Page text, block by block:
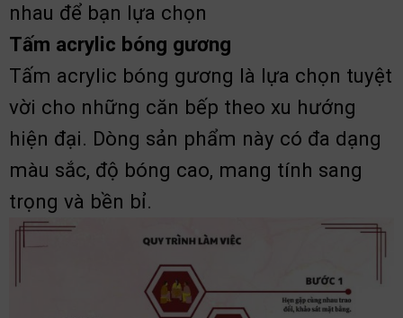
nhau để bạn lựa chọn
Tấm acrylic bóng gương
Tấm acrylic bóng gương là lựa chọn tuyệt
vời cho những căn bếp theo xu hướng
hiện đại. Dòng sản phẩm này có đa dạng
màu sắc, độ bóng cao, mang tính sang
trọng và bền bỉ.